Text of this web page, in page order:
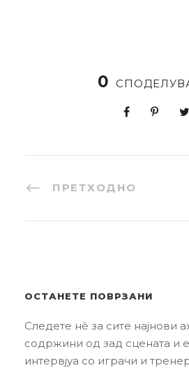
0
ПРЕТХОДНО
ОСТАНЕТЕ ПОВРЗАНИ
Следете нè за сите најнови
содржини од зад сцената и
интервјуа со играчи и